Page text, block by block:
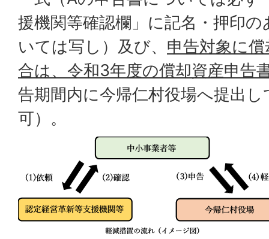
援機関等確認欄」に記名・押印
いては写し）及び、 申告対象に
合は、令和3年度の償却資産申告
告期間内に今帰仁村役場へ提出
可）。